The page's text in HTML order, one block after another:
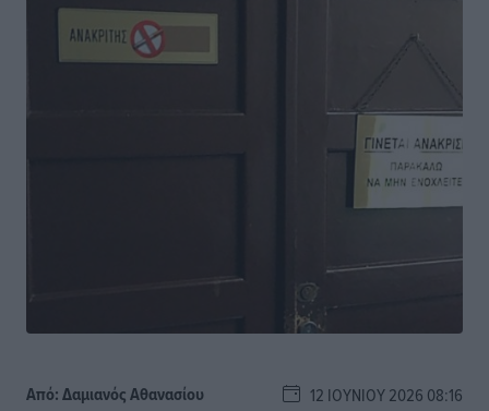
Από:Δαμιανός Αθανασίου 12 ΙΟΥΝΊΟΥ 2026 08:16